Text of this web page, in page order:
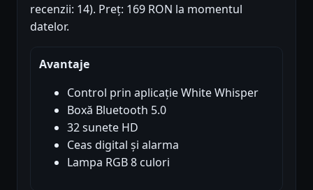
recenzii: 14). Preț: 169 RON la momentul
datelor.
Avantaje
Control prin aplicație White Whisper
Boxă Bluetooth 5.0
32 sunete HD
Ceas digital și alarma
Lampa RGB 8 culori